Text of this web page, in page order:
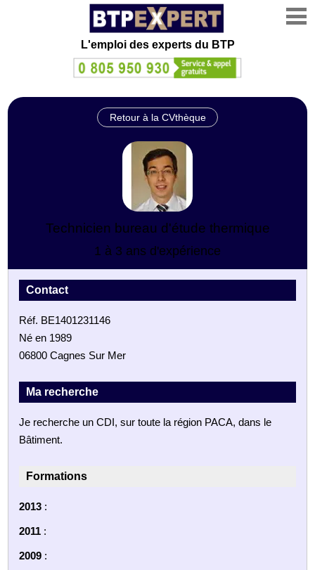
L'emploi des experts du BTP
Retour à la CVthèque
Technicien bureau d'étude thermique
1 à 3 ans d'expérience
Contact
Réf. BE1401231146
Né en 1989
06800 Cagnes Sur Mer
Ma recherche
Je recherche un CDI, sur toute la région PACA, dans le
Bâtiment.
Formations
2013 :
2011 :
2009 :